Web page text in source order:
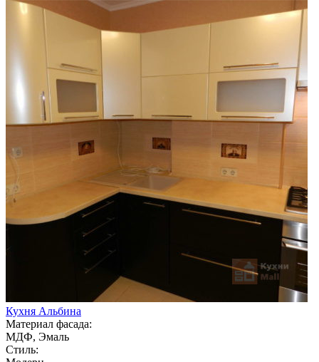
Кухня Альбина
Материал фасада:
МДФ, Эмаль
Стиль: